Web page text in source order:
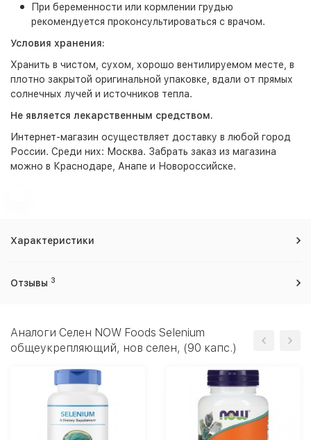
При беременности или кормлении грудью
рекомендуется проконсультироваться с врачом.
Условия хранения:
Хранить в чистом, сухом, хорошо вентилируемом месте, в
плотно закрытой оригинальной упаковке, вдали от прямых
солнечных лучей и источников тепла.
Не является лекарственным средством.
Интернет-магазин осуществляет доставку в любой город
России. Среди них: Москва. Забрать заказ из магазина
можно в Краснодаре, Анапе и Новороссийске.
Характеристики
Отзывы 3
Аналоги Селен NOW Foods Selenium
общеукрепляющий, нов селен, (90 капс.)